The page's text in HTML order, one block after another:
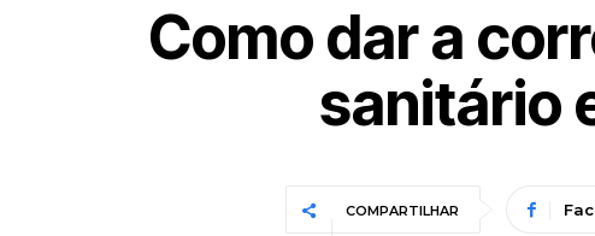
Como dar a
sanitário
COMPARTILHAR